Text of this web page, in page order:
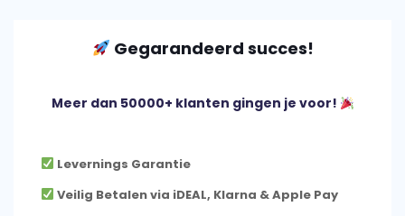
Gegarandeerd succes!
Meer dan 50000+ klanten gingen je voor!
Levernings Garantie
Veilig Betalen via iDEAL, Klarna & Apple Pay